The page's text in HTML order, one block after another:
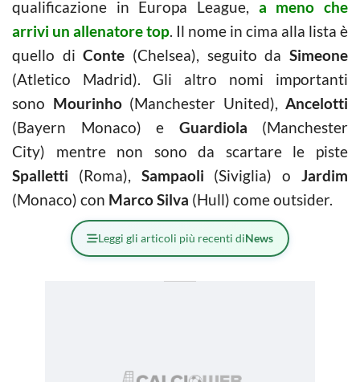
qualificazione in Europa League, a meno che
arrivi un allenatore top. Il nome in cima alla lista è
quello diConte (Chelsea), seguito daSimeone
(Atletico Madrid). Gli altro nomi importanti
sono Mourinho(Manchester United), Ancelotti
(Bayern Monaco) e Guardiola (Manchester
City) mentre non sono da scartare le piste
Spalletti (Roma), Sampaoli (Siviglia) oJardim
(Monaco) con Marco Silva (Hull) come outsider.
Leggi gli articoli più recenti diNews